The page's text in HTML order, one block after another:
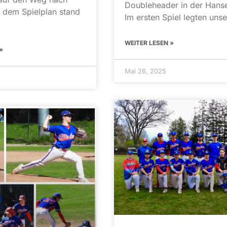
Spielplan stand
Doubleheader in der
Im ersten Spiel legten
WEITER LESEN »
Mai 26, 2025